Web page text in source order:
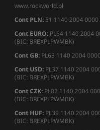
www.rockworld.pl
Cont PLN: 51 1140 2004
Cont EURO: PL64 1140 2004
(BIC: BREXPLPWMBK)
Cont GB: PL63 1140 2004
Cont USD: PL37 1140 2004
(BIC: BREXPLPWMBK)
Cont CZK: PL02 1140 2004
(BIC: BREXPLPWMBK)
Cont HUF: PL39 1140 2004
(BIC: BREXPLPWMBK)